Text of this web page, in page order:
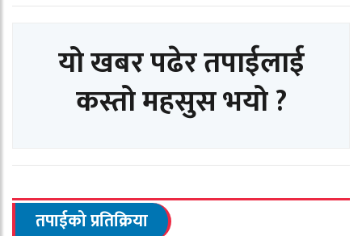
यो खबर पढेर तपाईलाई
कस्तो महसुस भयो ?
तपाईको प्रतिक्रिया